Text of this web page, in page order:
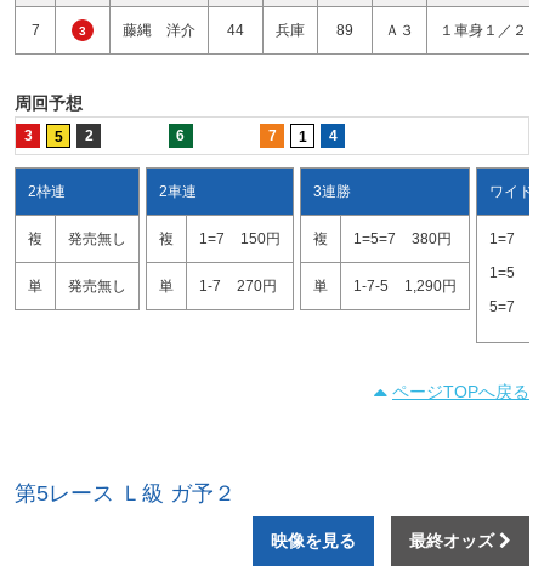
7 3 藤縄 洋介 44 兵庫 89 Ａ３ １車身１／２
周回予想
3 5 2 6 7 1 4
2枠連
複 発売無し
単 発売無し
2車連
複 1=7 150円
単 1-7 270円
3連勝
複 1=5=7 380円
単 1-7-5 1,290円
ワイド
1=7
1=5
5=7
ページTOPへ戻る
第5レース Ｌ級 ガ予２
映像を見る 最終オッズ